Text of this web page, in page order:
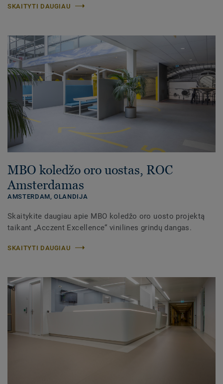
SKAITYTI DAUGIAU
MBO koledžo oro uostas, ROC
Amsterdamas
AMSTERDAM, OLANDIJA
Skaitykite daugiau apie MBO koledžo oro uosto projektą
taikant „Acczent Excellence“ vinilines grindų dangas.
SKAITYTI DAUGIAU